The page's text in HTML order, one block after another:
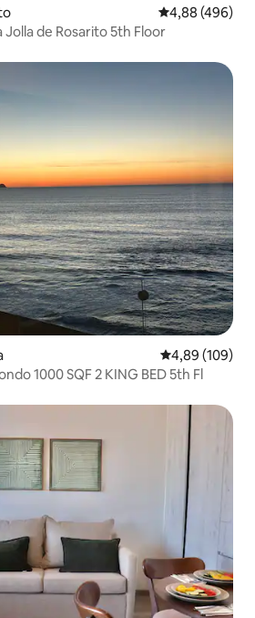
Średnia
4,88 (496)
A Beach Paradise - La Jolla de Rosarito 5th Floor
Średnia
4,89 (109)
1000 SQF 2 KING BED 5th Fl